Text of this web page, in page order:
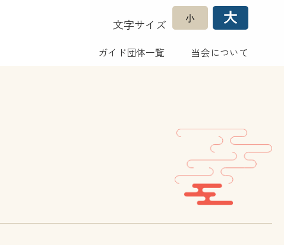
文字サイズ
ガイド団体一覧 当会について